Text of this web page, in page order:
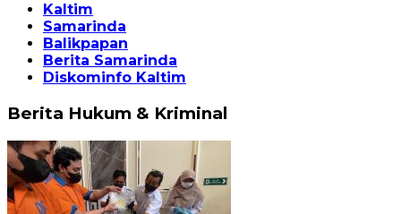
Kaltim
Samarinda
Balikpapan
Berita Samarinda
Diskominfo Kaltim
Berita Hukum & Kriminal